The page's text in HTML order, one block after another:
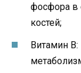
фосфора в
костей;
Витамин